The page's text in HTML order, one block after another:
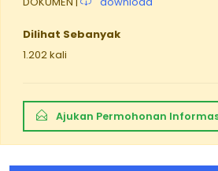
Dilihat Sebanyak
1.202 kali
Ajukan Permohonan